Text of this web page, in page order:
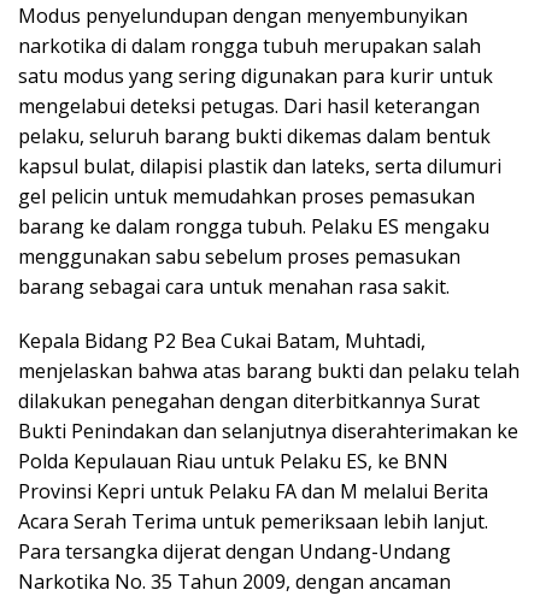
Modus penyelundupan dengan menyembunyikan
narkotika di dalam rongga tubuh merupakan salah
satu modus yang sering digunakan para kurir untuk
mengelabui deteksi petugas. Dari hasil keterangan
pelaku, seluruh barang bukti dikemas dalam bentuk
kapsul bulat, dilapisi plastik dan lateks, serta dilumuri
gel pelicin untuk memudahkan proses pemasukan
barang ke dalam rongga tubuh. Pelaku ES mengaku
menggunakan sabu sebelum proses pemasukan
barang sebagai cara untuk menahan rasa sakit.
Kepala Bidang P2 Bea Cukai Batam, Muhtadi,
menjelaskan bahwa atas barang bukti dan pelaku telah
dilakukan penegahan dengan diterbitkannya Surat
Bukti Penindakan dan selanjutnya diserahterimakan ke
Polda Kepulauan Riau untuk Pelaku ES, ke BNN
Provinsi Kepri untuk Pelaku FA dan M melalui Berita
Acara Serah Terima untuk pemeriksaan lebih lanjut.
Para tersangka dijerat dengan Undang-Undang
Narkotika No. 35 Tahun 2009, dengan ancaman